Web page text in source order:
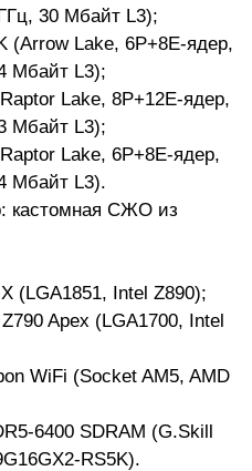
30 Мбайт L3);
(Arrow Lake, 6P+8E-ядер,
Мбайт L3);
Lake, 8P+12E-ядер,
Мбайт L3);
Lake, 6P+8E-ядер,
Мбайт L3).
кастомная СЖО из
(LGA1851, Intel Z890);
Apex (LGA1700, Intel
WiFi (Socket AM5, AMD
6400 SDRAM (G.Skill
RS5K).